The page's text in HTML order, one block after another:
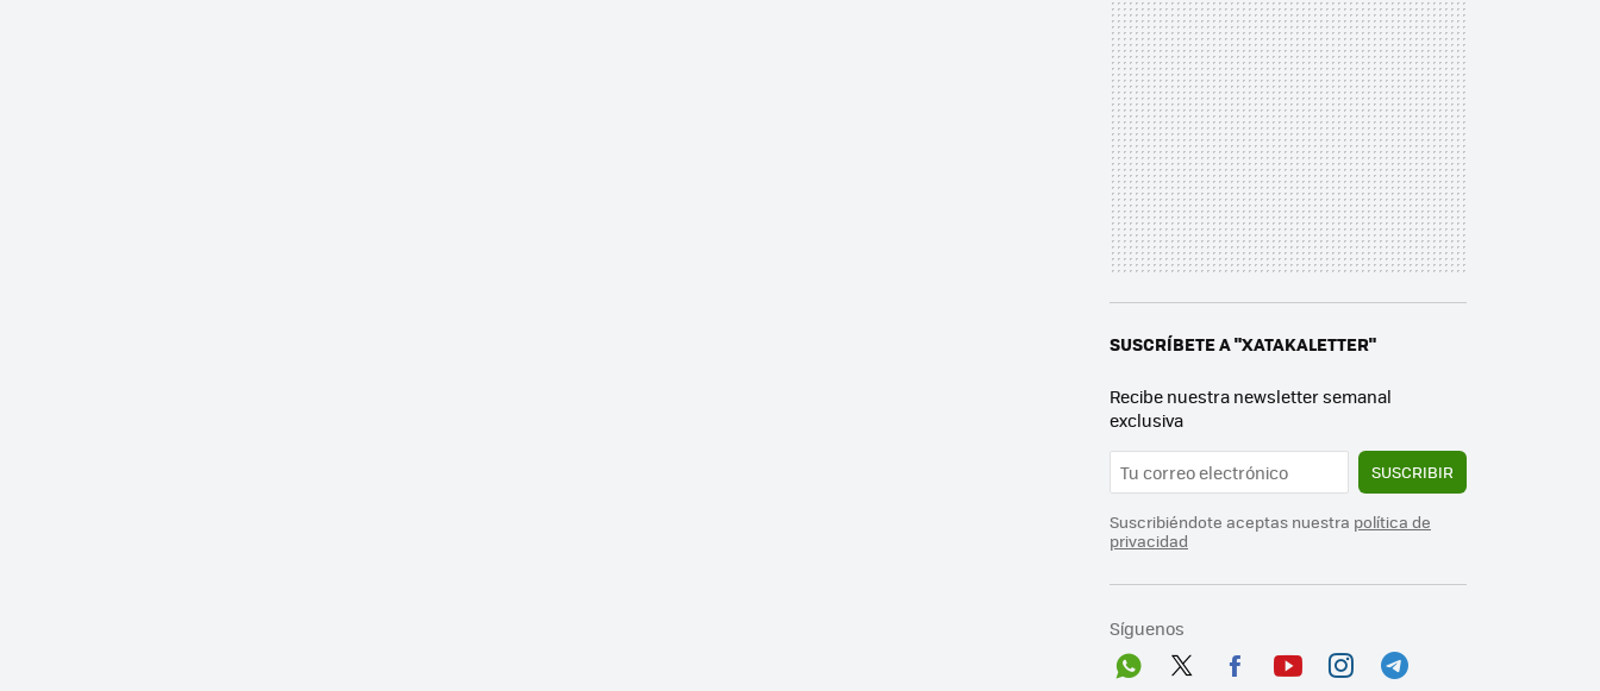
SUSCRÍBETE A "XATAKALETTER"
Recibe nuestra newsletter semanal
exclusiva
SUSCRIBIR
Suscribiéndote aceptas nuestra política de
privacidad
Síguenos